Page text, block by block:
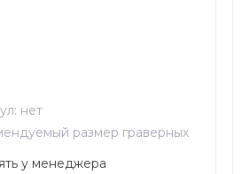
нет
размер граверных
у менеджера